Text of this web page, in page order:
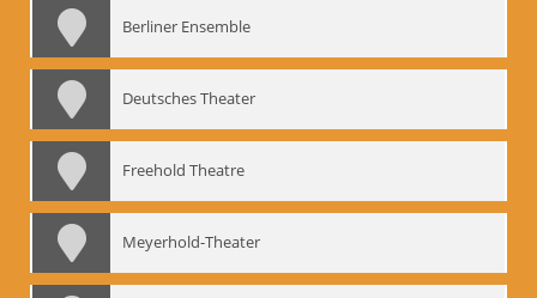
Berliner Ensemble
Deutsches Theater
Freehold Theatre
Meyerhold-Theater